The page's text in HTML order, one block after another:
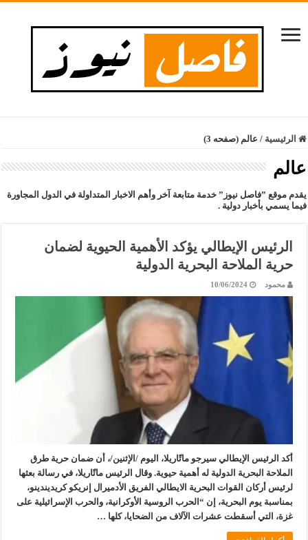
الرئيسية / عالم (صفحه 3)
عالم
يقدم موقع ”فاصل نيوز” خدمة متابعة آخر وأهم الاخبار المتداولة في الدول المجاورة
فيما يسمي بأخبار دولية .
الرئيس الإيطالي يؤكد الأهمية الحيوية لضمان
حرية الملاحة البحرية الدولية
محمود 10/06/2024
أكد الرئيس الإيطالي سيرجو ماتّاريلا، اليوم /الإثنين/، أن ضمان حرية طرق
الملاحة البحرية الدولية له أهمية حيوية. وقال الرئيس ماتّاريلا، في رسالة بعثها
لرئيس أركان القوات البحرية الايطالي الفريق الأدميرال إنريكو كريديندينو،
بمناسبة يوم البحرية، إن “الحرب الروسية الأوكرانية، والحرب الإسرائيلية على
غزة، التي أسقطت عشرات الآلاف من الضحايا، كلها …